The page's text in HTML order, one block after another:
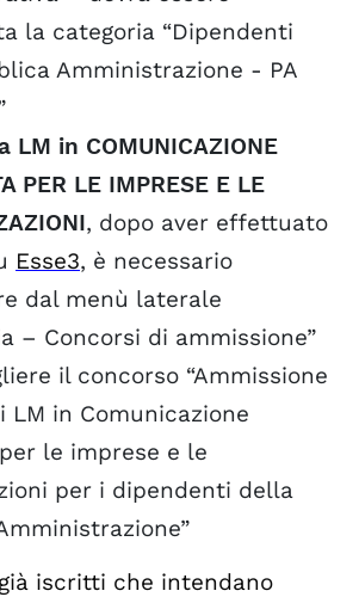
la categoria “Dipendenti
Amministrazione - PA
LM in COMUNICAZIONE
PER LE IMPRESE E LE
, dopo aver effettuato
Esse3, è necessario
dal menù laterale
– Concorsi di ammissione”
il concorso “Ammissione
LM in Comunicazione
le imprese e le
per i dipendenti della
iscritti che intendano